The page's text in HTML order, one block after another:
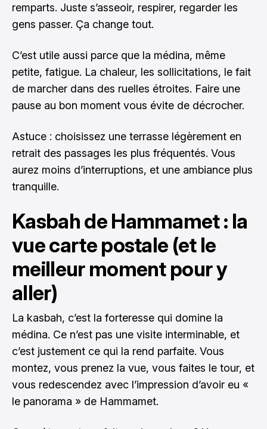
remparts. Juste s’asseoir, respirer, regarder les
gens passer. Ça change tout.
C’est utile aussi parce que la médina, même
petite, fatigue. La chaleur, les sollicitations, le fait
de marcher dans des ruelles étroites. Faire une
pause au bon moment vous évite de décrocher.
Astuce : choisissez une terrasse légèrement en
retrait des passages les plus fréquentés. Vous
aurez moins d’interruptions, et une ambiance plus
tranquille.
Kasbah de Hammamet : la
vue carte postale (et le
meilleur moment pour y
aller)
La kasbah, c’est la forteresse qui domine la
médina. Ce n’est pas une visite interminable, et
c’est justement ce qui la rend parfaite. Vous
montez, vous prenez la vue, vous faites le tour, et
vous redescendez avec l’impression d’avoir eu «
le panorama » de Hammamet.